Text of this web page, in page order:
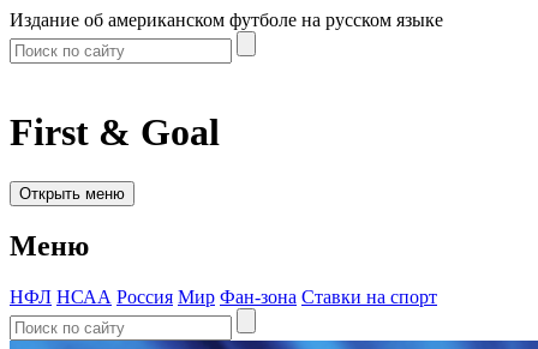
Издание об американском футболе на русском языке
First & Goal
Открыть меню
Меню
НФЛ НСАА Россия Мир Фан-зона Ставки на спорт